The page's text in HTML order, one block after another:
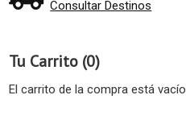
Consultar Destinos
Tu Carrito (0)
El carrito de la compra está vacío